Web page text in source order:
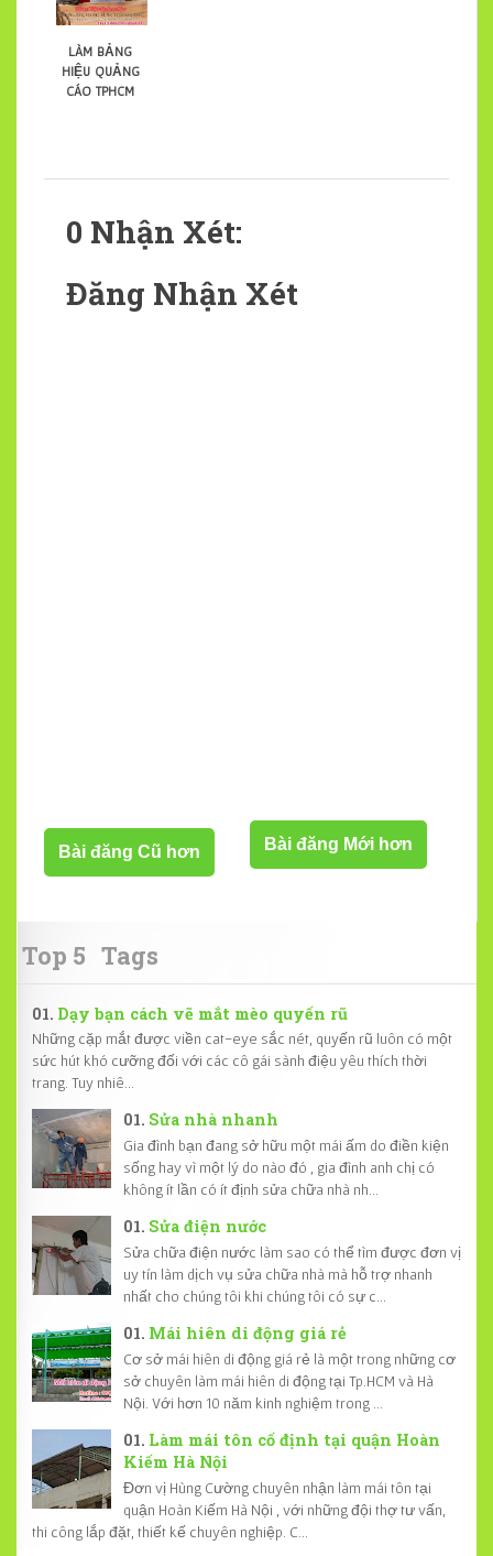
làm bảng
hiệu quảng
cáo tphcm
0 Nhận Xét:
Đăng Nhận Xét
Bài đăng Mới hơn
Bài đăng Cũ hơn
Top 5 Tags
Dạy bạn cách vẽ mắt mèo quyến rũ
Những cặp mắt được viền cat-eye sắc nét, quyến rũ luôn có một
sức hút khó cưỡng đối với các cô gái sành điệu yêu thích thời
trang. Tuy nhiê...
Sửa nhà nhanh
Gia đình bạn đang sở hữu một mái ấm do điền kiện
sống hay vì một lý do nào đó , gia đình anh chị có
không ít lần có ít định sửa chữa nhà nh...
Sửa điện nước
Sửa chữa điện nước làm sao có thể tìm được đơn vị
uy tín làm dịch vụ sửa chữa nhà mà hỗ trợ nhanh
nhất cho chúng tôi khi chúng tôi có sự c...
Mái hiên di động giá rẻ
Cơ sở mái hiên di động giá rẻ là một trong những cơ
sở chuyên làm mái hiên di động tại Tp.HCM và Hà
Nội. Với hơn 10 năm kinh nghiệm trong ...
Làm mái tôn cố định tại quận Hoàn
Kiếm Hà Nội
Đơn vị Hùng Cường chuyên nhận làm mái tôn tại
quận Hoàn Kiếm Hà Nội , với những đội thợ tư vấn,
thi công lắp đặt, thiết kế chuyên nghiệp. C...